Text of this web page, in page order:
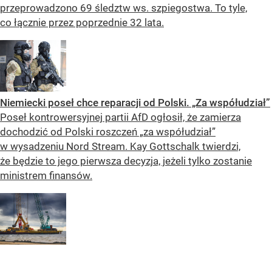
przeprowadzono 69 śledztw ws. szpiegostwa. To tyle,
co łącznie przez poprzednie 32 lata.
Niemiecki poseł chce reparacji od Polski. „Za współudział”
Poseł kontrowersyjnej partii AfD ogłosił, że zamierza
dochodzić od Polski roszczeń „za współudział”
w wysadzeniu Nord Stream. Kay Gottschalk twierdzi,
że będzie to jego pierwsza decyzja, jeżeli tylko zostanie
ministrem finansów.